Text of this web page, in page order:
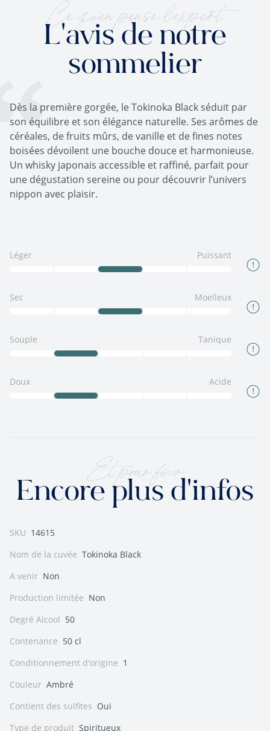
Ce qu'en pense l'expert
L'avis de notre
sommelier
Dès la première gorgée, le Tokinoka Black séduit par
son équilibre et son élégance naturelle. Ses arômes de
céréales, de fruits mûrs, de vanille et de fines notes
boisées dévoilent une bouche douce et harmonieuse.
Un whisky japonais accessible et raffiné, parfait pour
une dégustation sereine ou pour découvrir l’univers
nippon avec plaisir.
Léger Puissant
Sec Moelleux
Souple Tanique
Doux Acide
Et pour finir
Encore plus d'infos
SKU 14615
Nom de la cuvée Tokinoka Black
A venir Non
Production limitée Non
Degré Alcool 50
Contenance 50 cl
Conditionnement d'origine 1
Couleur Ambré
Contient des sulfites Oui
Type de produit Spiritueux